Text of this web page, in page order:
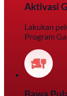
Aktivasi
Lakukan
Program